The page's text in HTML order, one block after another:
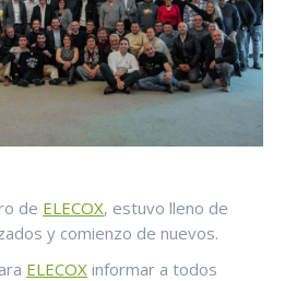
de ELECOX, estuvo lleno de
y comienzo de nuevos.
ELECOX informar a todos